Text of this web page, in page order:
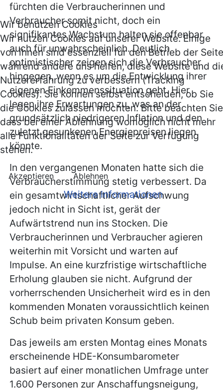
fürchten die Verbraucherinnen und
Verbraucher somit nicht, doch ein
signifikantes Wachstum halten sie offenbar
auch für unwahrscheinlich. Deutlich
optimistischer zeigen sich die Verbraucher
hingegen, wenn es um die Entwicklung ihrer
eigenen Einkommenssituation geht. Hier
legen ihre Erwartungen zu, was an der
grundsätzlich niedrigeren Inflation und den
zuletzt gesunkenen Energiepreisen liegen
könnte.
In den vergangenen Monaten hatte sich die
Verbraucherstimmung stetig verbessert. Da
ein gesamtwirtschaftlicher Aufschwung
jedoch nicht in Sicht ist, gerät der
Aufwärtstrend nun ins Stocken. Die
Verbraucherinnen und Verbraucher agieren
weiterhin mit Vorsicht und warten auf
Impulse. An eine kurzfristige wirtschaftliche
Erholung glauben sie nicht. Aufgrund der
vorherrschenden Unsicherheit wird es in den
kommenden Monaten voraussichtlich keinen
Schub beim privaten Konsum geben.
Das jeweils am ersten Montag eines Monats
erscheinende HDE-Konsumbarometer
basiert auf einer monatlichen Umfrage unter
1.600 Personen zur Anschaffungsneigung,
Wir benutzen Cookies
Wir nutzen Cookies auf unserer Website. Einige
von ihnen sind essenziell für den Betrieb der
während andere uns helfen, diese Website und
Nutzererfahrung zu verbessern (Tracking
Cookies). Sie können selbst entscheiden, ob Sie
die Cookies zulassen möchten. Bitte beachten
dass bei einer Ablehnung womöglich nicht mehr
alle Funktionalitäten der Seite zur Verfügung
stehen.
Akzeptieren Ablehnen
Weitere Informationen